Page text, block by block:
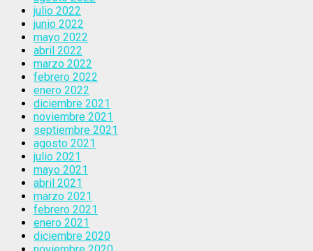
julio 2022
junio 2022
mayo 2022
abril 2022
marzo 2022
febrero 2022
enero 2022
diciembre 2021
noviembre 2021
septiembre 2021
agosto 2021
julio 2021
mayo 2021
abril 2021
marzo 2021
febrero 2021
enero 2021
diciembre 2020